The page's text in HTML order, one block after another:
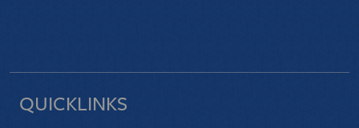
QUICKLINKS